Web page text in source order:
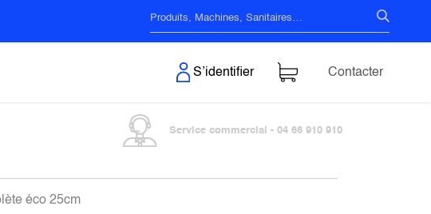
S’identifier Contacter
Service commercial - 04 66 910 910
éco 25cm